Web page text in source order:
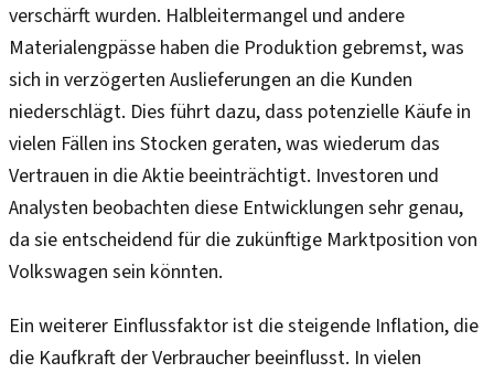
verschärft wurden. Halbleitermangel und andere
Materialengpässe haben die Produktion gebremst, was
sich in verzögerten Auslieferungen an die Kunden
niederschlägt. Dies führt dazu, dass potenzielle Käufe in
vielen Fällen ins Stocken geraten, was wiederum das
Vertrauen in die Aktie beeinträchtigt. Investoren und
Analysten beobachten diese Entwicklungen sehr genau,
da sie entscheidend für die zukünftige Marktposition von
Volkswagen sein könnten.
Ein weiterer Einflussfaktor ist die steigende Inflation, die
die Kaufkraft der Verbraucher beeinflusst. In vielen